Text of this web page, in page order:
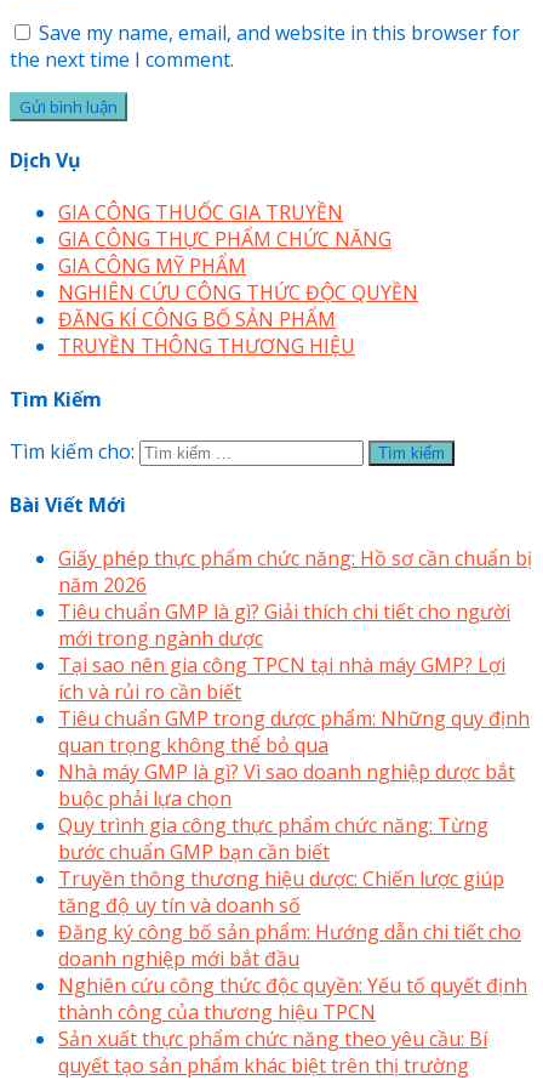
Save my name, email, and website in this browser for
the next time I comment.
Dịch Vụ
GIA CÔNG THUỐC GIA TRUYỀN
GIA CÔNG THỰC PHẨM CHỨC NĂNG
GIA CÔNG MỸ PHẨM
NGHIÊN CỨU CÔNG THỨC ĐỘC QUYỀN
ĐĂNG KÍ CÔNG BỐ SẢN PHẨM
TRUYỀN THÔNG THƯƠNG HIỆU
Tìm Kiếm
Tìm kiếm cho:
Bài Viết Mới
Giấy phép thực phẩm chức năng: Hồ sơ cần chuẩn bị
năm 2026
Tiêu chuẩn GMP là gì? Giải thích chi tiết cho người
mới trong ngành dược
Tại sao nên gia công TPCN tại nhà máy GMP? Lợi
ích và rủi ro cần biết
Tiêu chuẩn GMP trong dược phẩm: Những quy định
quan trọng không thể bỏ qua
Nhà máy GMP là gì? Vì sao doanh nghiệp dược bắt
buộc phải lựa chọn
Quy trình gia công thực phẩm chức năng: Từng
bước chuẩn GMP bạn cần biết
Truyền thông thương hiệu dược: Chiến lược giúp
tăng độ uy tín và doanh số
Đăng ký công bố sản phẩm: Hướng dẫn chi tiết cho
doanh nghiệp mới bắt đầu
Nghiên cứu công thức độc quyền: Yếu tố quyết định
thành công của thương hiệu TPCN
Sản xuất thực phẩm chức năng theo yêu cầu: Bí
quyết tạo sản phẩm khác biệt trên thị trường